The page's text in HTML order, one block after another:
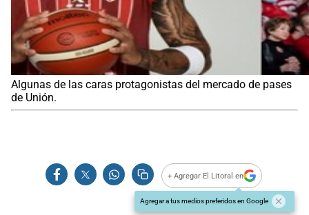
Algunas de las caras protagonistas del mercado de pases
de Unión.
+ Agregar El Litoral en
Agregar a tus medios preferidos en Google